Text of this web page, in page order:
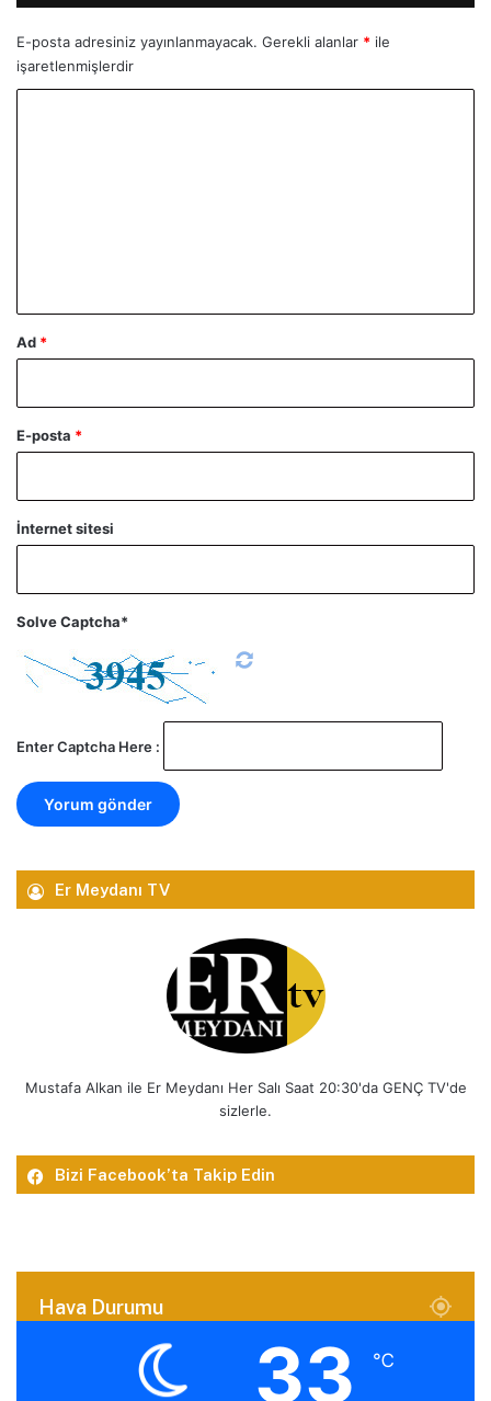
E-posta adresiniz yayınlanmayacak. Gerekli alanlar * ile
işaretlenmişlerdir
Ad *
E-posta *
İnternet sitesi
Solve Captcha*
Enter Captcha Here :
Er Meydanı TV
Mustafa Alkan ile Er Meydanı Her Salı Saat 20:30'da GENÇ TV'de
sizlerle.
Bizi Facebook’ta Takip Edin
Hava Durumu
33 ℃